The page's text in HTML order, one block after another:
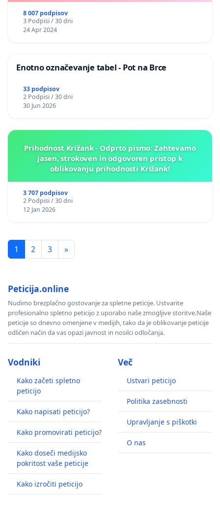
8 007 podpisov
3 Podpisi / 30 dni
24 Apr 2024
Enotno označevanje tabel - Pot na Brce
33 podpisov
2 Podpisi / 30 dni
30 Jun 2026
Prihodnost Križank - Odprto pismo: Zahtevamo
jasen, strokoven in odgovoren pristop k
oblikovanju prihodnosti Križank!
3 707 podpisov
2 Podpisi / 30 dni
12 Jan 2026
1 2 3 »
Peticija.online
Nudimo brezplačno gostovanje za spletne peticije. Ustvarite
profesionalno spletno peticijo z uporabo naše zmogljive storitve.Naše
peticije so dnevno omenjene v medijih, tako da je oblikovanje peticije
odličen način da vas opazi javnost in nosilci odločanja.
Vodniki
Kako začeti spletno
peticijo
Kako napisati peticijo?
Kako promovirati peticijo?
Kako doseči medijsko
pokritost vaše peticije
Kako izročiti peticijo
Več
Ustvari peticijo
Politika zasebnosti
Upravljanje s piškotki
O nas